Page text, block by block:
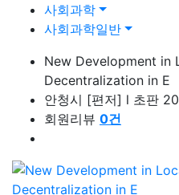
사회과학
사회과학일반
New Development in
Decentralization in E
안청시 [편저] l 초판
회원리뷰 0건